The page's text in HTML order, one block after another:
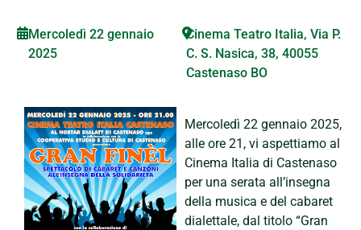
Mercoledì 22 gennaio
2025
Cinema Teatro Italia, Via P.
C. S. Nasica, 38, 40055
Castenaso BO
Mercoledì 22 gennaio 2025,
alle ore 21, vi aspettiamo al
Cinema Italia di Castenaso
per una serata all’insegna
della musica e del cabaret
dialettale, dal titolo “Gran